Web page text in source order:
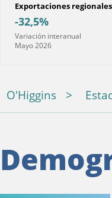
Exportaciones regionales
-32,5%
Variación interanual
Mayo 2026
O'Higgins